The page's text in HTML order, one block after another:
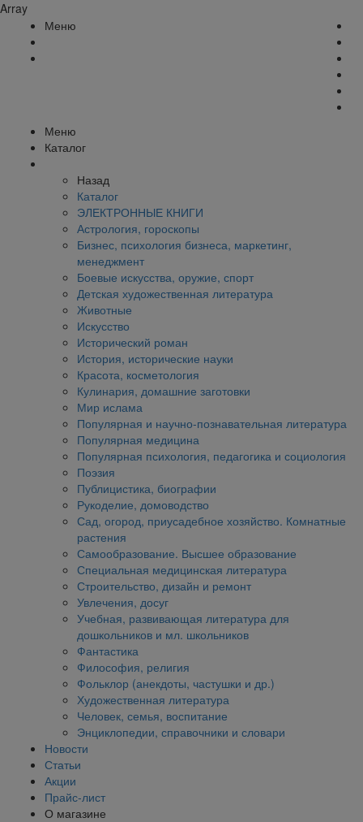
Array
Меню
Меню
Каталог
Назад
Каталог
ЭЛЕКТРОННЫЕ КНИГИ
Астрология, гороскопы
Бизнес, психология бизнеса, маркетинг,
менеджмент
Боевые искусства, оружие, спорт
Детская художественная литература
Животные
Искусство
Исторический роман
История, исторические науки
Красота, косметология
Кулинария, домашние заготовки
Мир ислама
Популярная и научно-познавательная литература
Популярная медицина
Популярная психология, педагогика и социология
Поэзия
Публицистика, биографии
Рукоделие, домоводство
Сад, огород, приусадебное хозяйство. Комнатные
растения
Самообразование. Высшее образование
Специальная медицинская литература
Строительство, дизайн и ремонт
Увлечения, досуг
Учебная, развивающая литература для
дошкольников и мл. школьников
Фантастика
Философия, религия
Фольклор (анекдоты, частушки и др.)
Художественная литература
Человек, семья, воспитание
Энциклопедии, справочники и словари
Новости
Статьи
Акции
Прайс-лист
О магазине